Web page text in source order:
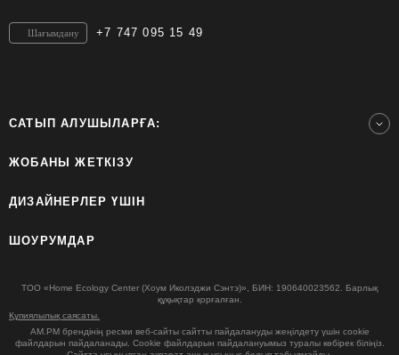
+7 747 095 15 49
Шағымдану
САТЫП АЛУШЫЛАРҒА:
ЖОБАНЫ ЖЕТКІЗУ
ДИЗАЙНЕРЛЕР ҮШІН
ШОУРУМДАР
ТОО «Home Ecology Center (Хоум Иколэджи Сэнтэ)», БИН: 190640023562. Барлық
құқықтар қорғалған.
Құпиялылық саясаты.
AM.PM брендінің ресми веб-сайты сайтты пайдалануды жеңілдету үшін cookie
файлдарын пайдаланады. Cookie файлдарын пайдалануымыз туралы көбірек біліңіз.